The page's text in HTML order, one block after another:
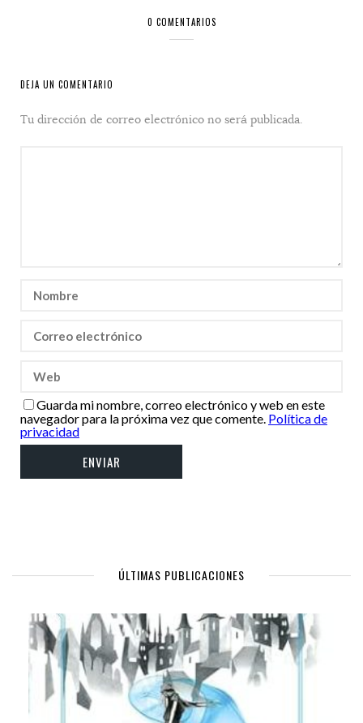
0 COMENTARIOS
DEJA UN COMENTARIO
Tu dirección de correo electrónico no será publicada.
Guarda mi nombre, correo electrónico y web en este
navegador para la próxima vez que comente. Política de
privacidad
ÚLTIMAS PUBLICACIONES